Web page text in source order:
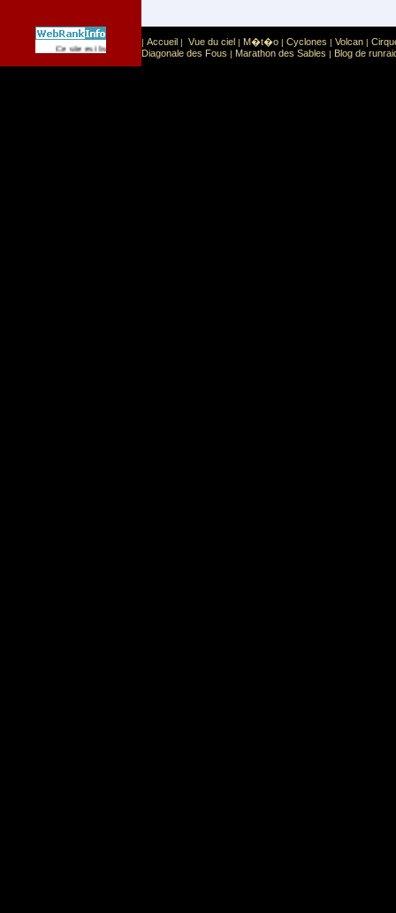
Ce site est list� dans la cat�gorie Sport: Sports extr�mes
| Accueil | Vue du ciel | M�t�o | Cyclones | Volcan |
Diagonale des Fous | Marathon des Sables | Blog de